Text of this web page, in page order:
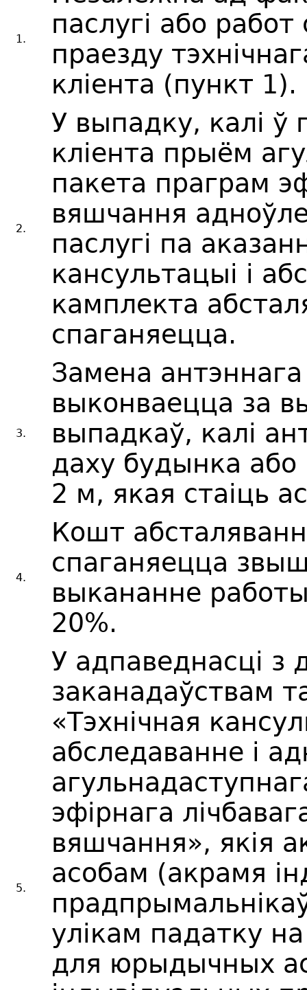
1.
паслугі або
праезду
кліента (пункт 1).
2.
У выпадку, калі ў
кліента прыём
пакета праграм
вяшчання
паслугі па
кансультацыі і
камплекта
спаганяецца.
3.
Замена
выконваецца за
выпадкаў, калі
даху будынка
2 м, якая стаіць
4.
Кошт
спаганяецца
выкананне
20%.
5.
У адпаведнасці з
заканадаўствам
«Тэхнічная
абследаванне і
эфірнага
вяшчання», якія
асобам (акрамя
улікам падатку
для юрыдычных